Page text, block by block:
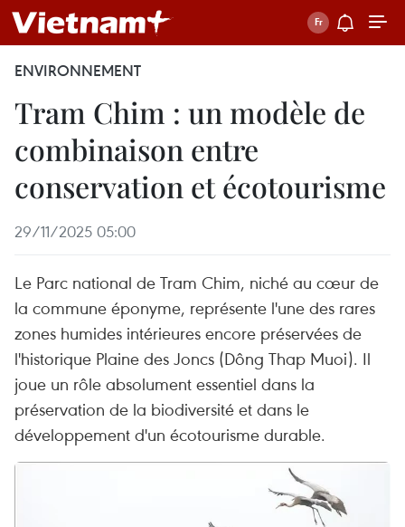
ENVIRONNEMENT
Tram Chim : un modèle de
combinaison entre
conservation et écotourisme
29/11/2025 05:00
Le Parc national de Tram Chim, niché au cœur de
la commune éponyme, représente l'une des rares
zones humides intérieures encore préservées de
l'historique Plaine des Joncs (Dông Thap Muoi). Il
joue un rôle absolument essentiel dans la
préservation de la biodiversité et dans le
développement d'un écotourisme durable.